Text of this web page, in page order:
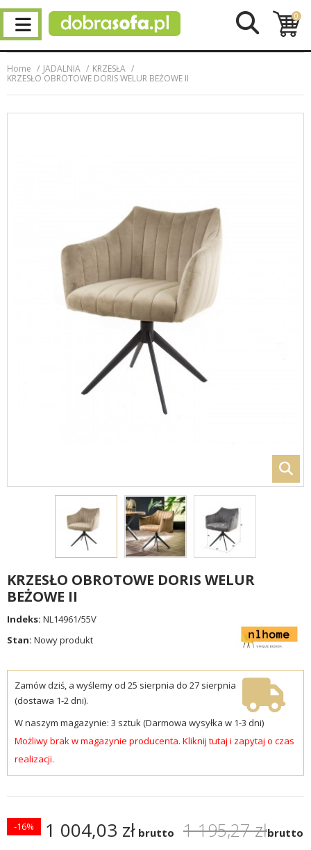
0
Home JADALNIA
KRZESŁA
KRZESŁO OBROTOWE DORIS WELUR BEŻOWE II
KRZESŁO OBROTOWE DORIS WELUR
BEŻOWE II
Indeks: NL14961/55V
Stan: Nowy produkt
Zamów dziś, a wyślemy od 25 sierpnia do 27 sierpnia
(dostawa 1-2 dni).
W naszym magazynie: 3 sztuk (Darmowa wysyłka w 1-3 dni)
Możliwy brak w magazynie producenta. Kliknij tutaj i zapytaj o czas
realizacji.
1 004,03 zł brutto 1 195,27 złbrutto
-16%